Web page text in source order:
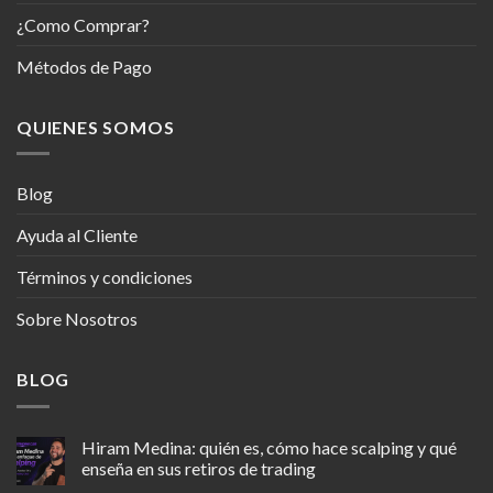
¿Como Comprar?
Métodos de Pago
QUIENES SOMOS
Blog
Ayuda al Cliente
Términos y condiciones
Sobre Nosotros
BLOG
Hiram Medina: quién es, cómo hace scalping y qué
enseña en sus retiros de trading